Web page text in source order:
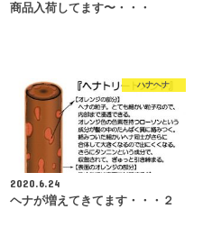
商品入荷してます〜・・・
ハナヘナ
2020.6.24
ヘナが増えてきてます・・・２